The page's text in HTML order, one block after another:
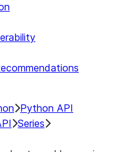
Python API
Series